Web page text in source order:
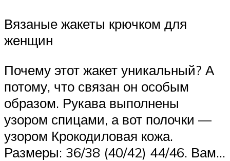
Вязаные жакеты крючком для
женщин
Почему этот жакет уникальный? А
потому, что связан он особым
образом. Рукава выполнены
узором спицами, а вот полочки —
узором Крокодиловая кожа.
Размеры: 36/38 (40/42) 44/46. Вам…